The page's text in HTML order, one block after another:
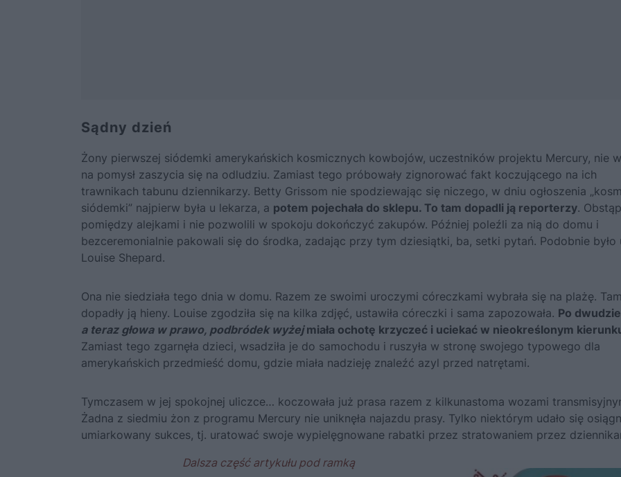
Sądny dzień
Żony pierwszej siódemki amerykańskich kosmicznych kowbojów, uczestników projektu Mercury, nie
na pomysł zaszycia się na odludziu. Zamiast tego próbowały zignorować fakt koczującego na ich
trawnikach tabunu dziennikarzy. Betty Grissom nie spodziewając się niczego, w dniu ogłoszenia
siódemki” najpierw była u lekarza, a potem pojechała do sklepu. To tam dopadli ją reporterzy.
pomiędzy alejkami i nie pozwolili w spokoju dokończyć zakupów. Później poleźli za nią do domu i
bezceremonialnie pakowali się do środka, zadając przy tym dziesiątki, ba, setki pytań. Podobnie było
Louise Shepard.
Ona nie siedziała tego dnia w domu. Razem ze swoimi uroczymi córeczkami wybrała się na plażę.
dopadły ją hieny. Louise zgodziła się na kilka zdjęć, ustawiła córeczki i sama zapozowała. Po
a teraz głowa w prawo, podbródek wyżejmiała ochotę krzyczeć i uciekać w nieokreślonym
Zamiast tego zgarnęła dzieci, wsadziła je do samochodu i ruszyła w stronę swojego typowego dla
amerykańskich przedmieść domu, gdzie miała nadzieję znaleźć azyl przed natrętami.
Tymczasem w jej spokojnej uliczce… koczowała już prasa razem z kilkunastoma wozami
Żadna z siedmiu żon z programu Mercury nie uniknęła najazdu prasy. Tylko niektórym udało się
umiarkowany sukces, tj. uratować swoje wypielęgnowane rabatki przez stratowaniem przez
Dalsza część artykułu pod ramką